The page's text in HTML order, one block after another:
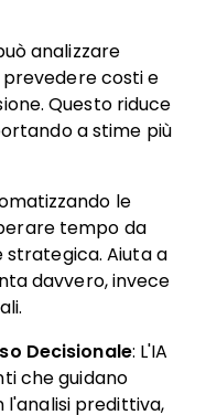
analizzare
costi e
Questo riduce
a stime più
le
tempo da
strategica. Aiuta a
davvero, invece
Decisionale: L'IA
che guidano
l'analisi predittiva,